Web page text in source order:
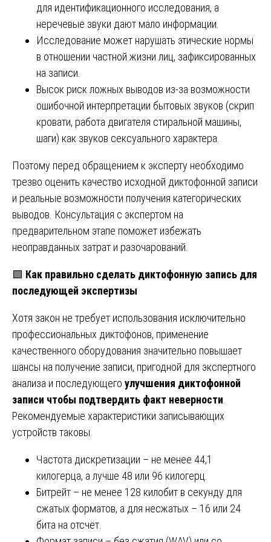
для идентификационного исследования, а
неречевые звуки дают мало информации.
Исследование может нарушать этические нормы
в отношении частной жизни лиц, зафиксированных
на записи.
Высок риск ложных выводов из-за возможности
ошибочной интерпретации бытовых звуков (скрип
кровати, работа двигателя стиральной машины,
шаги) как звуков сексуального характера.
Поэтому перед обращением к эксперту необходимо
трезво оценить качество исходной диктофонной записи
и реальные возможности получения категорических
выводов. Консультация с экспертом на
предварительном этапе поможет избежать
неоправданных затрат и разочарований.
🟩 Как правильно сделать диктофонную запись для
последующей экспертизы
Хотя закон не требует использования исключительно
профессиональных диктофонов, применение
качественного оборудования значительно повышает
шансы на получение записи, пригодной для экспертного
анализа и последующего улучшения диктофонной
записи чтобы подтвердить факт неверности
Рекомендуемые характеристики записывающих
устройств таковы.
Частота дискретизации – не менее 44,1
килогерца, а лучше 48 или 96 килогерц.
Битрейт – не менее 128 килобит в секунду для
сжатых форматов, а для несжатых – 16 или 24
бита на отсчёт.